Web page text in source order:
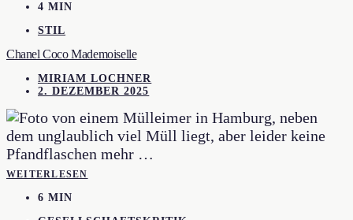
4 MIN
STIL
Chanel Coco Mademoiselle
MIRIAM LOCHNER
2. DEZEMBER 2025
WEITERLESEN
6 MIN